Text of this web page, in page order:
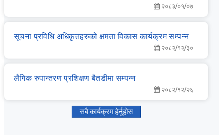
२०८३/०१/०७
सूचना प्रविधि अधिकृतहरुको क्षमता विकास कार्यक्रम सम्‍पन्‍न
२०८२/१२/३०
लै‌गिक रुपान्‍तरण प्रशिक्षण बैतडीमा सम्‍पन्‍न
२०८२/१२/२६
सबै कार्यक्रम हेर्नुहोस